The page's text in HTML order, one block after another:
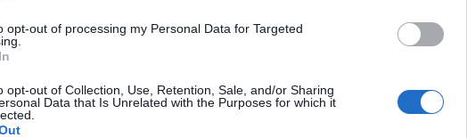
opt-out of processing my Personal Data for Targeted
opt-out of Collection, Use, Retention, Sale, and/or Sharing
Data that Is Unrelated with the Purposes for which it